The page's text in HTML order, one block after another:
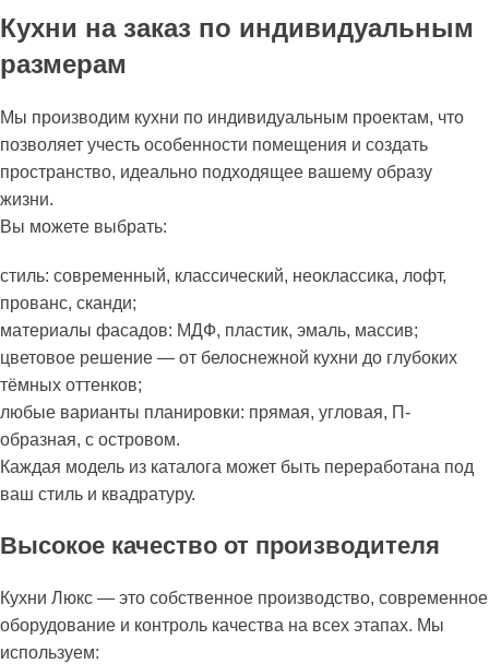
Кухни на заказ по индивидуальным
размерам
Мы производим кухни по индивидуальным проектам, что
позволяет учесть особенности помещения и создать
пространство, идеально подходящее вашему образу
жизни.
Вы можете выбрать:
стиль: современный, классический, неоклассика, лофт,
прованс, сканди;
материалы фасадов: МДФ, пластик, эмаль, массив;
цветовое решение — от белоснежной кухни до глубоких
тёмных оттенков;
любые варианты планировки: прямая, угловая, П-
образная, с островом.
Каждая модель из каталога может быть переработана под
ваш стиль и квадратуру.
Высокое качество от производителя
Кухни Люкс — это собственное производство, современное
оборудование и контроль качества на всех этапах. Мы
используем: